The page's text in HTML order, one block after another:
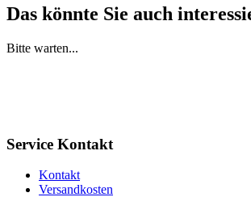
Das könnte Sie auch
Bitte warten...
Service Kontakt
Kontakt
Versandkosten